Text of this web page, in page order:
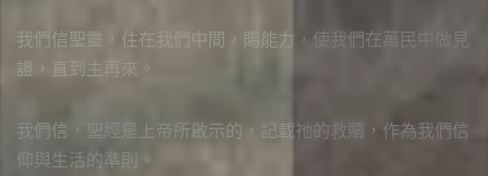
我們信聖靈，住在我們中間，賜能力，使我們在萬民中做見
證，直到主再來。
我們信，聖經是上帝所啟示的，記載祂的救贖，作為我們信
仰與生活的準則。